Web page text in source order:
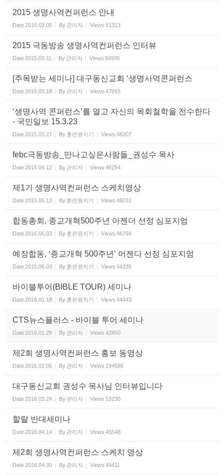
2015 생명사역컨퍼런스 안내
Date 2015.03.05 By 관리자 Views 51313
2015 극동방송 생명사역컨퍼런스 인터뷰
Date 2015.03.11 By 관리자 Views 50995
[주목받는 세미나] 대구동신교회 ‘생명사역콘퍼런스
Date 2015.03.18 By 관리자 Views 47993
‘생명사역 콘퍼런스’를 열고 자신의 목회철학을 전수한다
- 국민일보 15.3.23
Date 2015.03.27 By 훈련원지기 Views 48307
febc극동방송_만나고싶은사람들_권성수 목사
Date 2015.04.12 By 관리자 Views 46254
제1기 생명사역컨퍼런스 스케치영상
Date 2015.05.13 By 훈련원지기 Views 48031
합동총회, 종교개혁500주년 아젠더 선정 심포지엄
Date 2015.06.03 By 훈련원지기 Views 46794
예장합동, ‘종교개혁 500주년’ 어젠다 선정 심포지엄
Date 2015.06.03 By 훈련원지기 Views 44335
바이블투어(BIBLE TOUR) 세미나
Date 2016.01.18 By 훈련원지기 Views 44443
CTS뉴스플러스 - 바이블 투어 세미나
Date 2016.01.29 By 관리자 Views 42850
제2회 생명사역컨퍼런스 홍보 동영상
Date 2016.02.06 By 관리자 Views 194586
대구동신교회 권성수 목사님 인터뷰입니다
Date 2016.03.24 By 관리자 Views 53230
할랄 반대세미나
Date 2016.04.14 By 관리자 Views 45548
제2회 생명사역컨퍼런스 스케치 영상
Date 2016.04.30 By 관리자 Views 44411